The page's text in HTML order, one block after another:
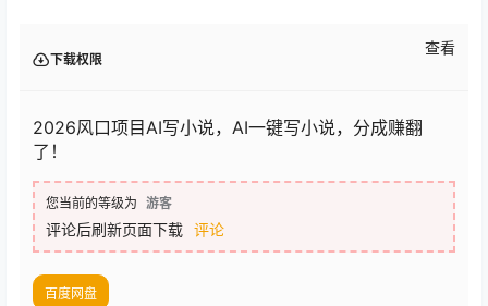
下载权限
查看
2026风口项目AI写小说，AI一键写小说，分成赚翻
了！
您当前的等级为 游客
评论后刷新页面下载 评论
百度网盘